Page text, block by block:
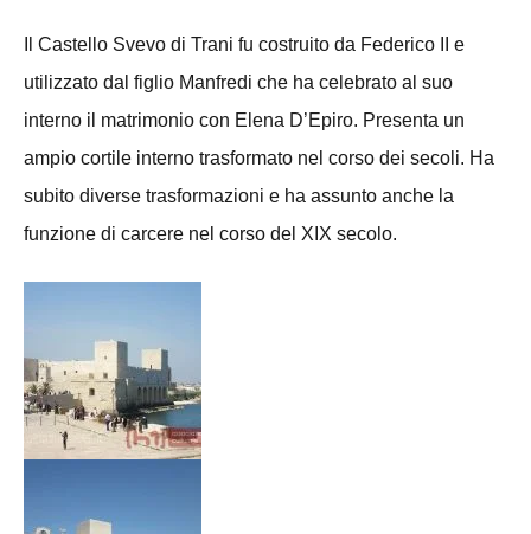
Il Castello Svevo di Trani fu costruito da Federico II e
utilizzato dal figlio Manfredi che ha celebrato al suo
interno il matrimonio con Elena D’Epiro. Presenta un
ampio cortile interno trasformato nel corso dei secoli. Ha
subito diverse trasformazioni e ha assunto anche la
funzione di carcere nel corso del XIX secolo.